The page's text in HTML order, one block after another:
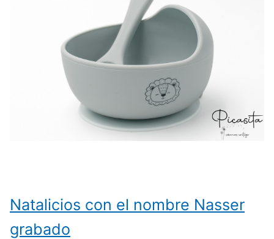
Natalicios con el nombre Nasser
grabado